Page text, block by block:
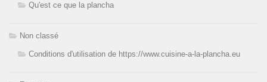
Qu'est ce que la plancha
Non classé
Conditions d'utilisation de https://www.cuisine-a-la-plancha.eu